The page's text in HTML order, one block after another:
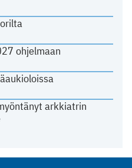
ohjelmaan
arkkiatrin